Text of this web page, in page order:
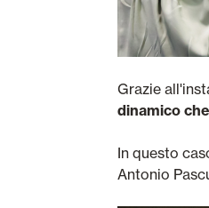
Grazie
dinamico
In questo
Antonio